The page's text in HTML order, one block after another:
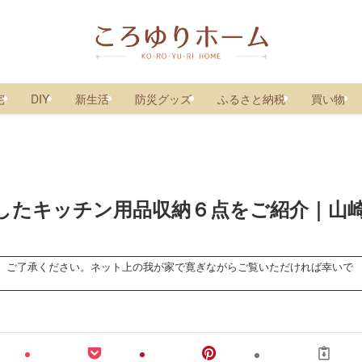
DIY 新生活 防災グッズ ふるさと納税 買い物
キッチン用品収納６点をご紹介｜山
了承ください。ネット上の我が家で寛ぎながらご覧いただければ幸いで